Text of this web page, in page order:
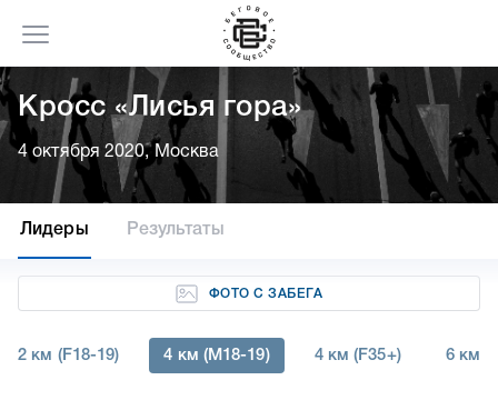
Кросс «Лисья гора»
4 октября 2020, Москва
Лидеры Результаты
ФОТО С ЗАБЕГА
2 км (F18-19) 4 км (M18-19) 4 км (F35+) 6 км